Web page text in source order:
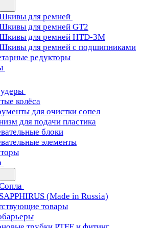
для ремней
для ремней GT2
для ремней HTD-3M
для ремней с подшипниками
редукторы
колёса
для очистки сопел
для подачи пластика
блоки
элементы
SAPPHIRUS (Made in Russia)
товары